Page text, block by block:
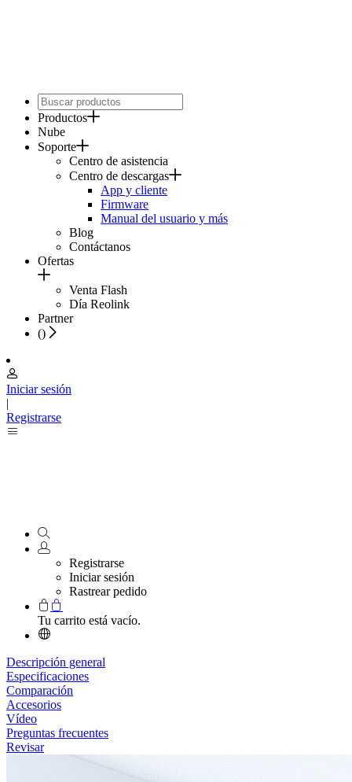
Productos
Nube
Soporte
Centro de asistencia
Centro de descargas
App y cliente
Firmware
Manual del usuario y más
Blog
Contáctanos
Ofertas
Venta Flash
Día Reolink
Partner
()
Iniciar sesión
|
Registrarse
Registrarse
Iniciar sesión
Rastrear pedido
Tu carrito está vacío.
Descripción general
Especificaciones
Comparación
Accesorios
Vídeo
Preguntas frecuentes
Revisar